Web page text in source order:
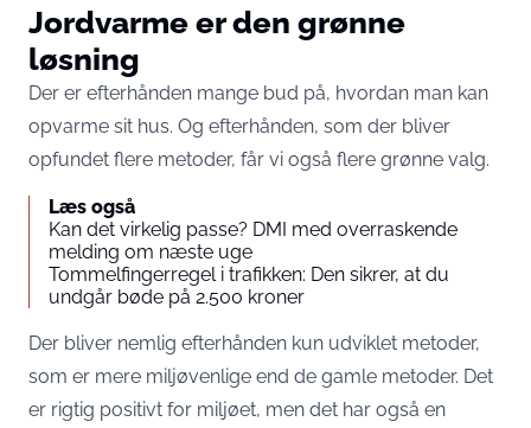
Jordvarme er den grønne
løsning
Der er efterhånden mange bud på, hvordan man kan
opvarme sit hus. Og efterhånden, som der bliver
opfundet flere metoder, får vi også flere grønne valg.
Læs også
Kan det virkelig passe? DMI med overraskende
melding om næste uge
Tommelfingerregel i trafikken: Den sikrer, at du
undgår bøde på 2.500 kroner
Der bliver nemlig efterhånden kun udviklet metoder,
som er mere miljøvenlige end de gamle metoder. Det
er rigtig positivt for miljøet, men det har også en